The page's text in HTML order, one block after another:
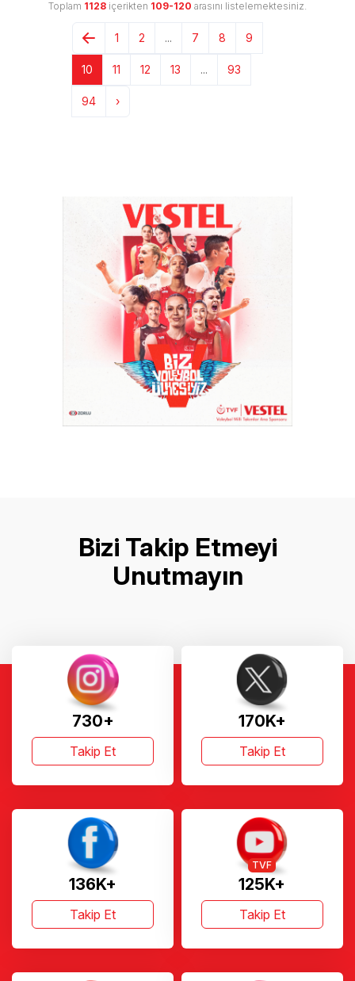
Toplam 1128 içerikten 109-120 arasını listelemektesiniz.
1 2 ... 7 8 9
10 11 12 13 ... 93
94 ›
Bizi Takip Etmeyi
Unutmayın
730+
Takip Et
170K+
Takip Et
136K+
Takip Et
125K+
TVF
Takip Et